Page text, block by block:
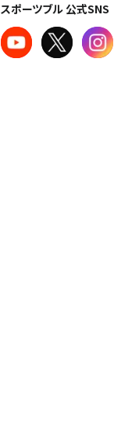
スポーツブル 公式SNS